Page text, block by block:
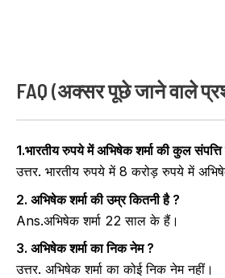
FAQ (अक्सर पूछे जाने वाले
1.भारतीय रुपये मेंअभिषेक शर्माकी कुल संपत्ति
उत्तर. भारतीय रुपये में 8 करोड़ रुपये में
2. अभिषेक शर्मा की उम्र कितनी है ?
Ans.अभिषेक शर्मा 22 साल के हैं।
3. अभिषेक शर्मा का निक नेम ?
उत्तर. अभिषेक शर्मा का कोई निक नेम नहीं।